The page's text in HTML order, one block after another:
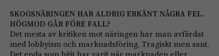
SKOGSNÄRINGEN HAR ALDRIG ERKÄNT NÅGRA FEL.
HÖGMOD GÅR FÖRE FALL?
Det mesta av kritiken mot näringen har man avfärdat
med lobbyism och marknadsföring. Tragiskt men sant.